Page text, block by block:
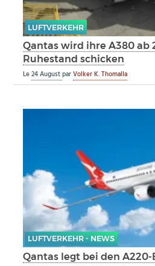
LUFTVERKEHR
Qantas wird ihre A380 ab
Ruhestand schicken
Le24 AugustparVolker K. Thomalla
LUFTVERKEHR - NEWS
Qantas legt bei den